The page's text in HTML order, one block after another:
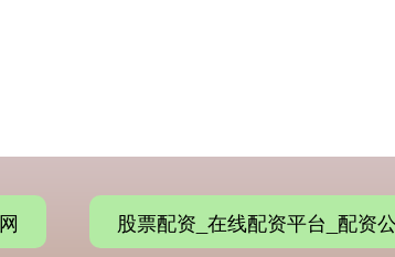
股票配资_在线配资平台_配资